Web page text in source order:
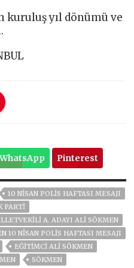
kuruluş yıl dönümü ve
WhatsApp Pinterest
10 NİSAN POLİS HAFTASI MESAJI
PARTİ
A. ADAYI ALI SÖKMEN
10 NİSAN POLİS HAFTASI MESAJI
EĞİTİMCİ ALİ SÖKMEN
SÖKMEN